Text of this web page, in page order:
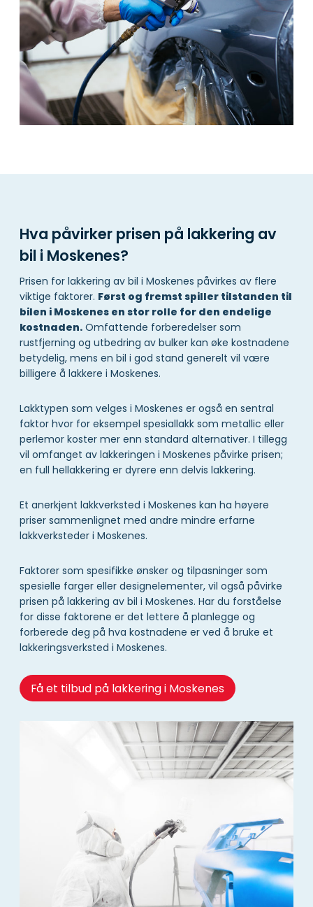
Hva påvirker prisen på lakkering av
bil i Moskenes?
Prisen for lakkering av bil i Moskenes påvirkes av flere
viktige faktorer. Først og fremst spiller tilstanden til
bilen i Moskenes en stor rolle for den endelige
kostnaden. Omfattende forberedelser som
rustfjerning og utbedring av bulker kan øke kostnadene
betydelig, mens en bil i god stand generelt vil være
billigere å lakkere i Moskenes.
Lakktypen som velges i Moskenes er også en sentral
faktor hvor for eksempel spesiallakk som metallic eller
perlemor koster mer enn standard alternativer. I tillegg
vil omfanget av lakkeringen i Moskenes påvirke prisen;
en full hellakkering er dyrere enn delvis lakkering.
Et anerkjent lakkverksted i Moskenes kan ha høyere
priser sammenlignet med andre mindre erfarne
lakkverksteder i Moskenes.
Faktorer som spesifikke ønsker og tilpasninger som
spesielle farger eller designelementer, vil også påvirke
prisen på lakkering av bil i Moskenes. Har du forståelse
for disse faktorene er det lettere å planlegge og
forberede deg på hva kostnadene er ved å bruke et
lakkeringsverksted i Moskenes.
Få et tilbud på lakkering i Moskenes